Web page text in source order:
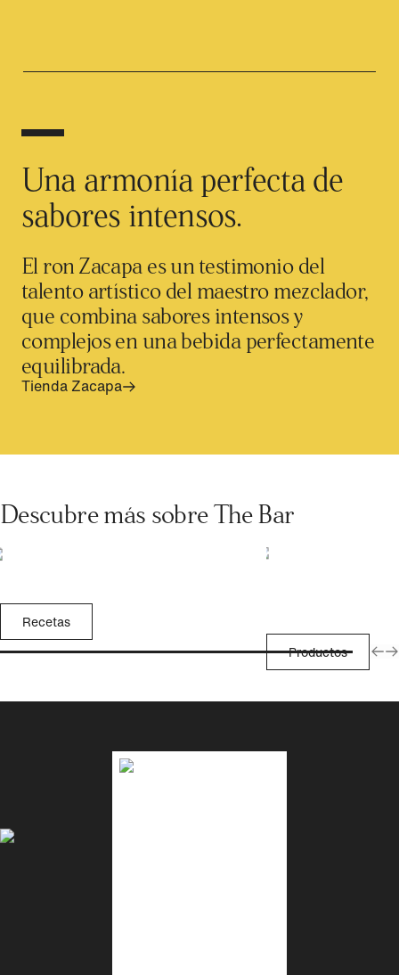
Una armonía perfecta de
sabores intensos.
El ron Zacapa es un testimonio del
talento artístico del maestro mezclador,
que combina sabores intensos y
complejos en una bebida perfectamente
equilibrada.
Tienda Zacapa
Descubre más sobre The Bar
Recetas
Productos